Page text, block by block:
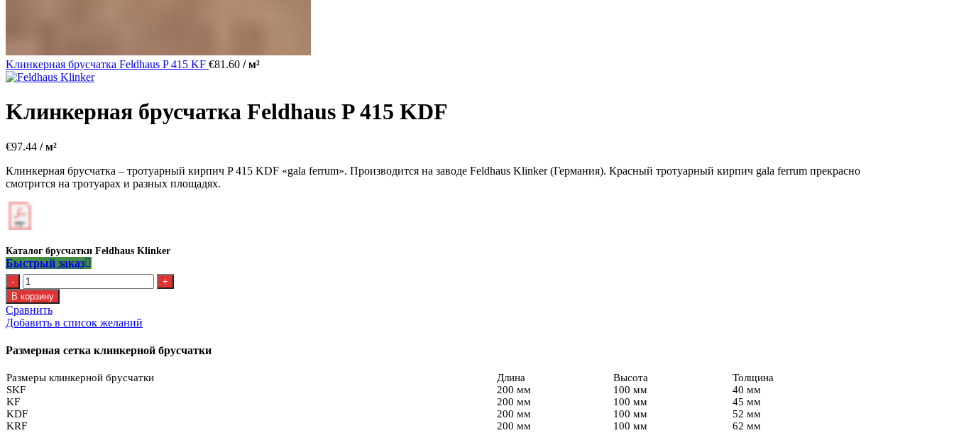
Kлинкерная брусчатка Feldhaus P 415 KF €81.60 / м²
Kлинкерная брусчатка Feldhaus P 415 KDF
€97.44 / м²
Клинкерная брусчатка – тротуарный кирпич P 415 KDF «gala ferrum». Производится на заводе Feldhaus Klinker (Германия). Красный тротуарный кирпич gala ferrum прекрасно
смотрится на тротуарах и разных площадях.
Каталог брусчатки Feldhaus Klinker
Быстрый заказ
Количество
Kлинкерная
брусчатка
Feldhaus
P
KDF
В корзину
Сравнить
Добавить в список желаний
Размерная сетка клинкерной брусчатки
Размеры клинкерной брусчатки Длина Высота
Толщина
SKF
200 мм 100 мм
40 мм
KF
200 мм 100 мм
45 мм
KDF
200 мм 100 мм
52 мм
KRF
200 мм 100 мм
62 мм